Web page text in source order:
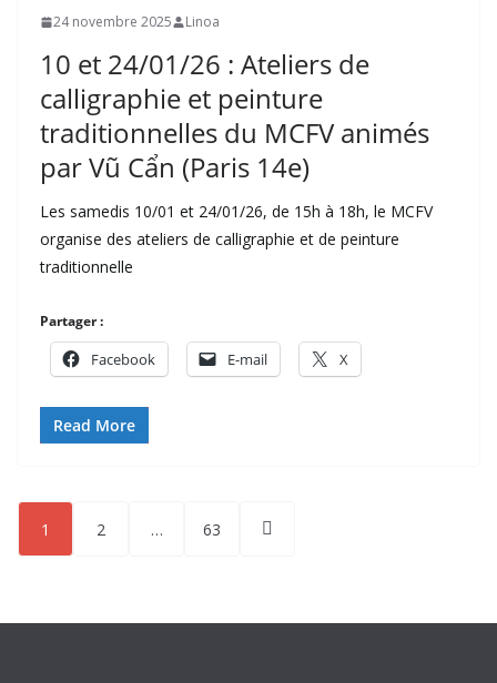
24 novembre 2025 Linoa
10 et 24/01/26 : Ateliers de
calligraphie et peinture
traditionnelles du MCFV animés
par Vũ Cẩn (Paris 14e)
Les samedis 10/01 et 24/01/26, de 15h à 18h, le MCFV
organise des ateliers de calligraphie et de peinture
traditionnelle
Partager :
Facebook E-mail X
Read More
Pagination
des
publications
1 2 … 63